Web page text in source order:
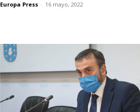
Europa Press - 16 mayo, 2022